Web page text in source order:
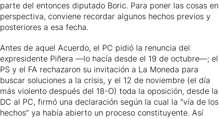
parte del entonces diputado Boric. Para poner las cosas en
perspectiva, conviene recordar algunos hechos previos y
posteriores a esa fecha.
Antes de aquel Acuerdo, el PC pidió la renuncia del
expresidente Piñera —lo hacía desde el 19 de octubre—; el
PS y el FA rechazaron su invitación a La Moneda para
buscar soluciones a la crisis, y el 12 de noviembre (el día
más violento después del 18-O) toda la oposición, desde la
DC al PC, firmó una declaración según la cual la “vía de los
hechos” ya había abierto un proceso constituyente. Así